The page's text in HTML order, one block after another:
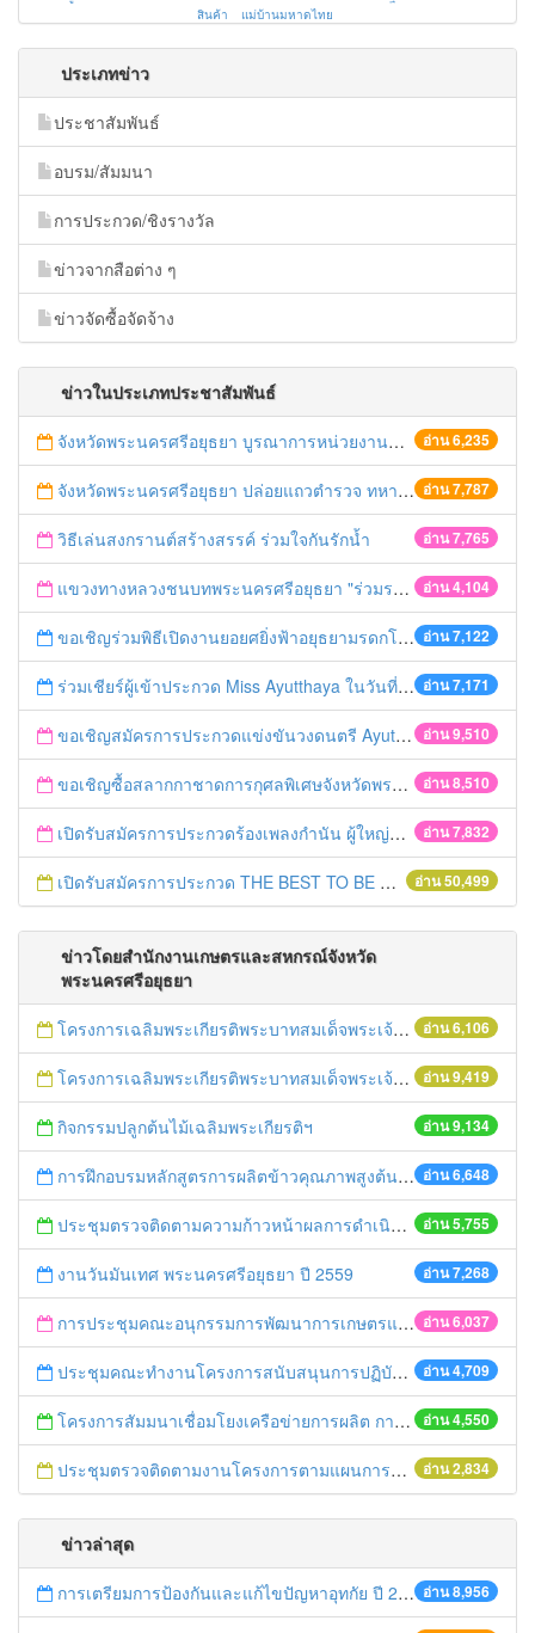
สินค้า
แม่บ้านมหาดไทย
ประเภทข่าว
ประชาสัมพันธ์
อบรม/สัมมนา
การประกวด/ชิงรางวัล
ข่าวจากสือต่าง ๆ
ข่าวจัดซื้อจัดจ้าง
ข่าวในประเภทประชาสัมพันธ์
อ่าน 6,235
จังหวัดพระนครศรีอยุธยา บูรณาการหน่วยงานที่เกี่ยวข้อง ลงพื้นที่จัดระเบียบและดำเนินมาตรการตามบทลงโทษสูงสุดกับผู้ประกอบการร้านค้าที่ยังฝ่าฝืนตั้งร้านค้ารุกล้ำเขตพื้นที่ทางหลวง เตรียมความปลอดภัยก่อนเทศกาลสงกรานต์
อ่าน 7,787
จังหวัดพระนครศรีอยุธยา ปล่อยแถวตำรวจ ทหาร ฝ่ายปกครอง กว่า 100 นาย ตรวจเข้มท่ารถสาธารณะ สถานีขนส่งรถโดยสาร วินรถตู้ และสถานีรถไฟ เตรียมรับมือเทศกาลสงกรานต์
อ่าน 7,765
วิธีเล่นสงกรานต์สร้างสรรค์ ร่วมใจกันรักน้ำ
อ่าน 4,104
แขวงทางหลวงชนบทพระนครศรีอยุธยา "ร่วมรณรงค์ ขับช้า เปิดไฟหน้า คาดเข็มขัด" เทศกาลสงกรานต์ ปี 2561
อ่าน 7,122
ขอเชิญร่วมพิธีเปิดงานยอยศยิ่งฟ้าอยุธยามรดกโลก
อ่าน 7,171
ร่วมเชียร์ผู้เข้าประกวด Miss Ayutthaya ในวันที่ 15 ธันวาคม 2560
อ่าน 9,510
ขอเชิญสมัครการประกวดแข่งขันวงดนตรี Ayutthaya battle of the bands
อ่าน 8,510
ขอเชิญซื้อสลากกาชาดการกุศลพิเศษจังหวัดพระนครศรีอยุธยา 2560
อ่าน 7,832
เปิดรับสมัครการประกวดร้องเพลงกำนัน ผู้ใหญ่บ้าน ฯลฯ
อ่าน 50,499
เปิดรับสมัครการประกวด THE BEST TO BE NUMBER ONE
ข่าวโดยสำนักงานเกษตรและสหกรณ์จังหวัด
พระนครศรีอยุธยา
อ่าน 6,106
โครงการเฉลิมพระเกียรติพระบาทสมเด็จพระเจ้าอยู่หัว เนื่องในโอกาสมหามงคลเสด็จเถลิงถวัลยราชสมบัติครบ 70 ปี ฯ
อ่าน 9,419
โครงการเฉลิมพระเกียรติพระบาทสมเด็จพระเจ้าอยู่หัว เนื่องในโอกาสมหามงคลเสด็จเถลิงถวัลยราชสมบัติครบ 70 ปี ฯ
อ่าน 9,134
กิจกรรมปลูกต้นไม้เฉลิมพระเกียรติฯ
อ่าน 6,648
การฝึกอบรมหลักสูตรการผลิตข้าวคุณภาพสูงต้นทุนต่ำ ปี 2559
อ่าน 5,755
ประชุมตรวจติดตามความก้าวหน้าผลการดำเนินงานขับเคลื่อนนโยบายของกระทรวงเกษตรและสหกรณ์แบบเบ็ดเสร็จ
อ่าน 7,268
งานวันมันเทศ พระนครศรีอยุธยา ปี 2559
อ่าน 6,037
การประชุมคณะอนุกรรมการพัฒนาการเกษตรและสหกรณ์จังหวัดพระนครศรีอยุธยา
อ่าน 4,709
ประชุมคณะทำงานโครงการสนับสนุนการปฏิบัติงานเฝ้าระวังและควบคุมมาตรฐานสินค้าเกษตรระดับจังหวัด
อ่าน 4,550
โครงการสัมมนาเชื่อมโยงเครือข่ายการผลิต การตลาดสินค้าเกษตรและอาหารปลอดภัย
อ่าน 2,834
ประชุมตรวจติดตามงานโครงการตามแผนการตรวจของผู้ตรวจราชการกระทรวงเกษตรและสหกรณ์ เขต 1
ข่าวล่าสุด
อ่าน 8,956
การเตรียมการป้องกันและแก้ไขปัญหาอุทกัย ปี 2561